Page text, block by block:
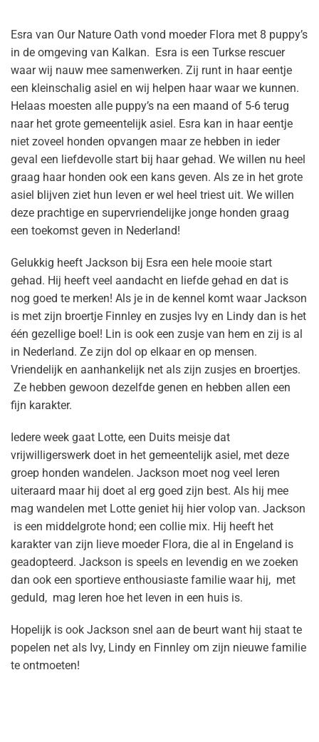
Esra van Our Nature Oath vond moeder Flora met 8 puppy’s
in de omgeving van Kalkan. Esra is een Turkse rescuer
waar wij nauw mee samenwerken. Zij runt in haar eentje
een kleinschalig asiel en wij helpen haar waar we kunnen.
Helaas moesten alle puppy’s na een maand of 5-6 terug
naar het grote gemeentelijk asiel. Esra kan in haar eentje
niet zoveel honden opvangen maar ze hebben in ieder
geval een liefdevolle start bij haar gehad. We willen nu heel
graag haar honden ook een kans geven. Als ze in het grote
asiel blijven ziet hun leven er wel heel triest uit. We willen
deze prachtige en supervriendelijke jonge honden graag
een toekomst geven in Nederland!
Gelukkig heeft Jackson bij Esra een hele mooie start
gehad. Hij heeft veel aandacht en liefde gehad en dat is
nog goed te merken! Als je in de kennel komt waar Jackson
is met zijn broertje Finnley en zusjes Ivy en Lindy dan is het
één gezellige boel! Lin is ook een zusje van hem en zij is al
in Nederland. Ze zijn dol op elkaar en op mensen.
Vriendelijk en aanhankelijk net als zijn zusjes en broertjes.
Ze hebben gewoon dezelfde genen en hebben allen een
fijn karakter.
Iedere week gaat Lotte, een Duits meisje dat
vrijwilligerswerk doet in het gemeentelijk asiel, met deze
groep honden wandelen. Jackson moet nog veel leren
uiteraard maar hij doet al erg goed zijn best. Als hij mee
mag wandelen met Lotte geniet hij hier volop van. Jackson
is een middelgrote hond; een collie mix. Hij heeft het
karakter van zijn lieve moeder Flora, die al in Engeland is
geadopteerd. Jackson is speels en levendig en we zoeken
dan ook een sportieve enthousiaste familie waar hij, met
geduld, mag leren hoe het leven in een huis is.
Hopelijk is ook Jackson snel aan de beurt want hij staat te
popelen net als Ivy, Lindy en Finnley om zijn nieuwe familie
te ontmoeten!